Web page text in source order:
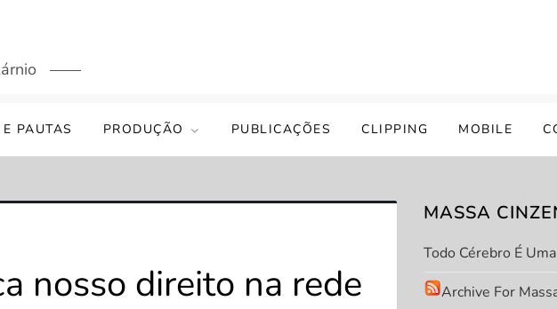
PAUTAS PRODUÇÃO PUBLICAÇÕES CLIPPING MOBILE
nosso direito na rede
MASSA
Todo Cérebro É
Archive For